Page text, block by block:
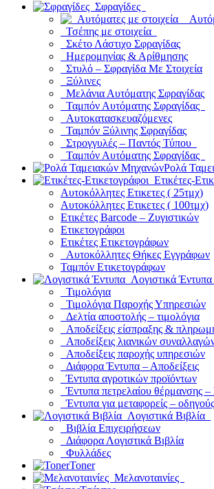
Σφραγίδες
Τσέπης με στοιχεία
Σκέτο Λάστιχο Σφραγίδας
Ημερομηνίας & Αρίθμησης
Στυλό – Σφραγίδα Με Στοιχεία
Ξύλινες
Μελάνια Αυτόματης Σφραγίδας
Ταμπόν Αυτόματης Σφραγίδας
Αυτοκατασκευαζόμενες
Ταμπόν Ξύλινης Σφραγίδας
Στρογγυλές – Παντός Τύπου
Ταμπόν Αυτόματης Σφραγίδας
Ρολά
Ετικέτες-
Αυτοκόλλητες Ετικετες ( 25τμχ)
Αυτοκόλλητες Ετικετες ( 100τμχ)
Ετικέτες Barcode – Ζυγιστικών
Ετικετογράφοι
Ετικέτες Ετικετογράφων
Αυτοκόλλητες Θήκες Εγγράφων
Ταμπόν Ετικετογράφων
Λογιστικά Έντυπα
Τιμολόγια
Τιμολόγια Παροχής Υπηρεσιών
Δελτία αποστολής – τιμολόγια
Αποδείξεις είσπραξης &
Αποδείξεις λιανικών
Αποδείξεις παροχής υπηρεσιών
Διάφορα Έντυπα – Αποδείξεις
Έντυπα αγροτικών προϊόντων
Έντυπα πετρελαίου θέρμανσης
Έντυπα για μεταφορείς – οδηγούς
Λογιστικά Βιβλία
Βιβλία Επιχειρήσεων
Διάφορα Λογιστικά Βιβλία
Φυλλάδες
Toner
Μελανοταινίες